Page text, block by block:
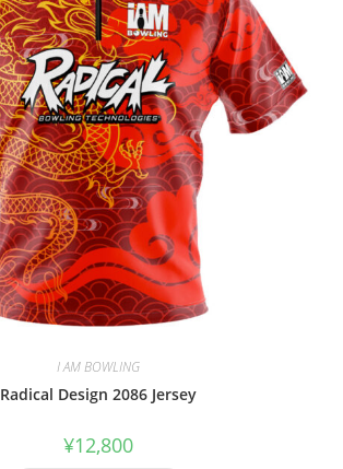
I AM BOWLING
Radical Design 2086 Jersey
¥12,800